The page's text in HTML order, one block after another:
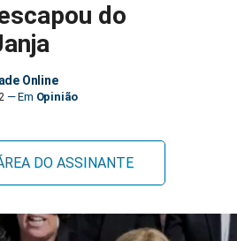
no
no
Messenger
do
Online
Opinião
DO ASSINANTE